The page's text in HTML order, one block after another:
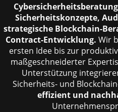
Sicherheitskonzepte,
strategische Blockchain-
Contract-Entwicklung. Wir
ersten Idee bis zur
maßgeschneiderter
Unterstützung
Sicherheits- und
effizient und